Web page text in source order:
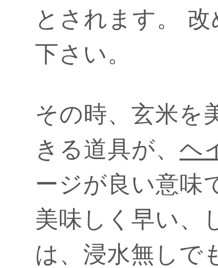
とされます。
下さい。
その時、玄米を
きる道具が、 ヘ
ージが良い意味
美味しく早い、
は、浸水無しで